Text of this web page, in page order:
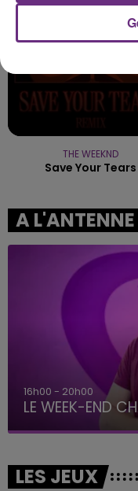
THE WEEKND
Save Your Tears
A L'ANTENNE
16h00 - 20h00
LE WEEK-END
LES JEUX